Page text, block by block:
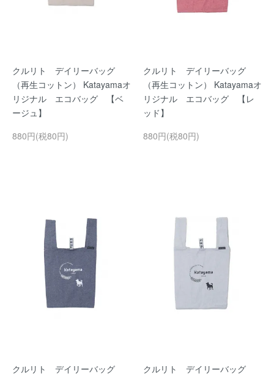
クルリト デイリーバッグ
（再生コットン） Katayamaオ
リジナル エコバッグ 【ベ
ージュ】
880円(税80円)
クルリト デイリーバッグ
（再生コットン） Katayamaオ
リジナル エコバッグ 【レ
ッド】
880円(税80円)
クルリト デイリーバッグ
クルリト デイリーバッグ